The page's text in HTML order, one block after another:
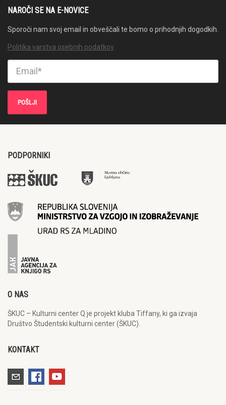
NAROČI SE NA E-NOVICE
Sporoči nam svoj email in obveščali te bomo o prihodnjih dogodkih.
Politika varstva osebnih podatkov
PODPORNIKI
O NAS
ŠKUC – Kulturni center Q je projekt kluba Tiffany, ki ga izvaja
Društvo Študentski kulturni center (ŠKUC).
KONTAKT